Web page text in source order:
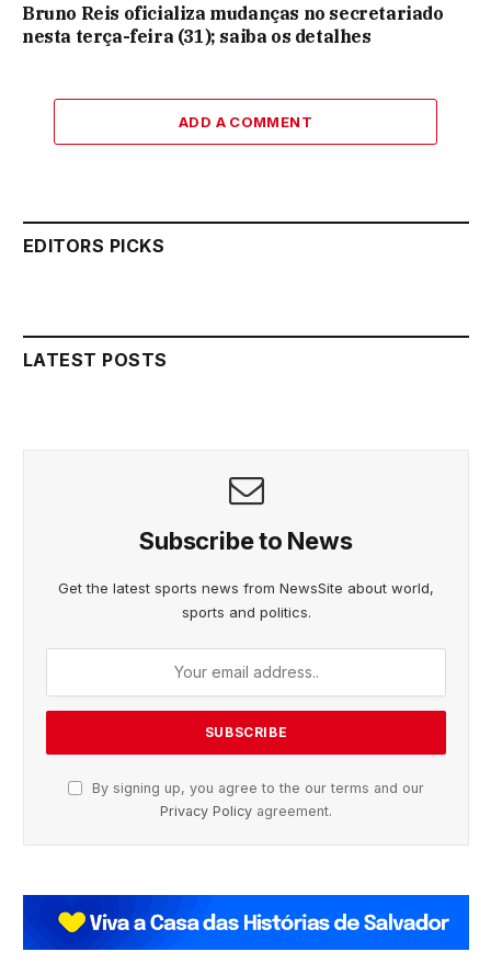
Bruno Reis oficializa mudanças no secretariado
nesta terça-feira (31); saiba os detalhes
ADD A COMMENT
EDITORS PICKS
LATEST POSTS
Subscribe to News
Get the latest sports news from NewsSite about world,
sports and politics.
By signing up, you agree to the our terms and our
Privacy Policy agreement.